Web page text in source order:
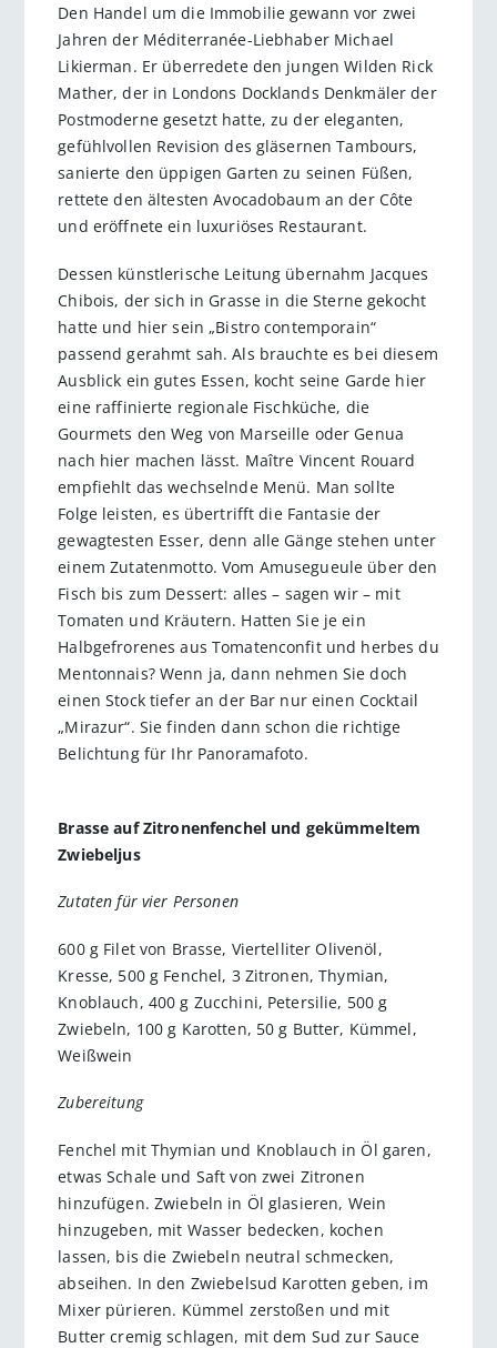
Den Handel um die Immobilie gewann vor zwei
Jahren der Méditerranée-Liebhaber Michael
Likierman. Er überredete den jungen Wilden Rick
Mather, der in Londons Docklands Denkmäler der
Postmoderne gesetzt hatte, zu der eleganten,
gefühlvollen Revision des gläsernen Tambours,
sanierte den üppigen Garten zu seinen Füßen,
rettete den ältesten Avocadobaum an der Côte
und eröffnete ein luxuriöses Restaurant.
Dessen künstlerische Leitung übernahm Jacques
Chibois, der sich in Grasse in die Sterne gekocht
hatte und hier sein „Bistro contemporain“
passend gerahmt sah. Als brauchte es bei diesem
Ausblick ein gutes Essen, kocht seine Garde hier
eine raffinierte regionale Fischküche, die
Gourmets den Weg von Marseille oder Genua
nach hier machen lässt. Maître Vincent Rouard
empfiehlt das wechselnde Menü. Man sollte
Folge leisten, es übertrifft die Fantasie der
gewagtesten Esser, denn alle Gänge stehen unter
einem Zutatenmotto. Vom Amusegueule über den
Fisch bis zum Dessert: alles – sagen wir – mit
Tomaten und Kräutern. Hatten Sie je ein
Halbgefrorenes aus Tomatenconfit und herbes du
Mentonnais? Wenn ja, dann nehmen Sie doch
einen Stock tiefer an der Bar nur einen Cocktail
„Mirazur“. Sie finden dann schon die richtige
Belichtung für Ihr Panoramafoto.
Brasse auf Zitronenfenchel und gekümmeltem
Zwiebeljus
Zutaten für vier Personen
600 g Filet von Brasse, Viertelliter Olivenöl,
Kresse, 500 g Fenchel, 3 Zitronen, Thymian,
Knoblauch, 400 g Zucchini, Petersilie, 500 g
Zwiebeln, 100 g Karotten, 50 g Butter, Kümmel,
Weißwein
Zubereitung
Fenchel mit Thymian und Knoblauch in Öl garen,
etwas Schale und Saft von zwei Zitronen
hinzufügen. Zwiebeln in Öl glasieren, Wein
hinzugeben, mit Wasser bedecken, kochen
lassen, bis die Zwiebeln neutral schmecken,
abseihen. In den Zwiebelsud Karotten geben, im
Mixer pürieren. Kümmel zerstoßen und mit
Butter cremig schlagen, mit dem Sud zur Sauce